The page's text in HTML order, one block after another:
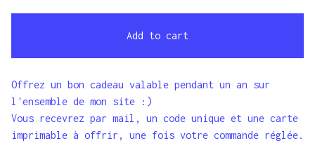
Add to cart
Offrez un bon cadeau valable pendant un an sur
l'ensemble de mon site :)
Vous recevrez par mail, un code unique et une carte
imprimable à offrir, une fois votre commande réglée.